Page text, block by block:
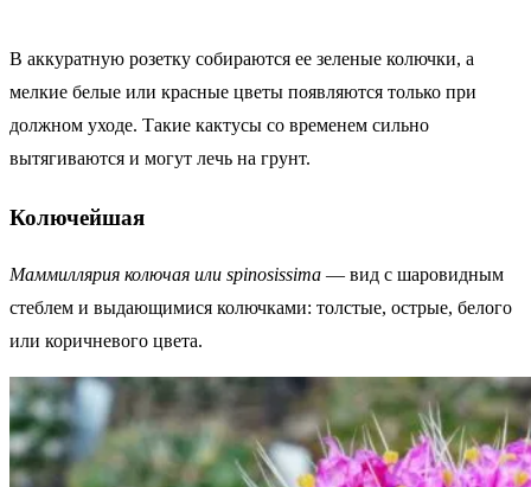
В аккуратную розетку собираются ее зеленые колючки, а
мелкие белые или красные цветы появляются только при
должном уходе. Такие кактусы со временем сильно
вытягиваются и могут лечь на грунт.
Колючейшая
Маммиллярия колючая или spinosissima — вид с шаровидным
стеблем и выдающимися колючками: толстые, острые, белого
или коричневого цвета.